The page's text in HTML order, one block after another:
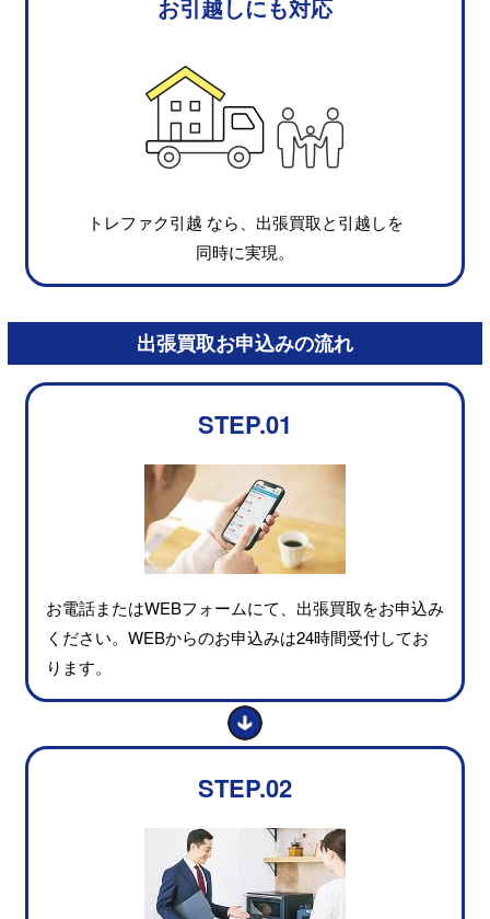
お引越しにも対応
トレファク引越 なら、出張買取と引越しを
同時に実現。
出張買取お申込みの流れ
STEP.01
お電話またはWEBフォームにて、出張買取をお申込み
ください。WEBからのお申込みは24時間受付してお
ります。
STEP.02